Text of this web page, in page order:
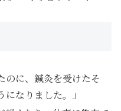
のに、鍼灸を受けたそ
なりました。」